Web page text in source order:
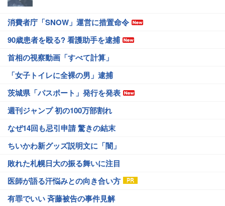
消費者庁「SNOW」運営に措置命令
90歳患者を殴る? 看護助手を逮捕
首相の視察動画「すべて計算」
「女子トイレに全裸の男」逮捕
茨城県「パスポート」発行を発表
週刊ジャンプ 初の100万部割れ
なぜ14回も忌引申請 驚きの結末
ちいかわ新グッズ説明文に「闇」
敗れた札幌日大の振る舞いに注目
医師が語る汗悩みとの向き合い方
有罪でいい 斉藤被告の事件見解